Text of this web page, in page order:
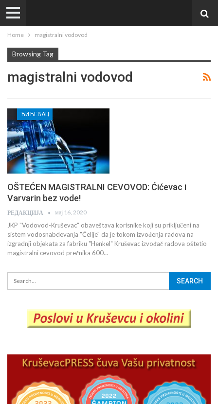
Home magistralni vodovod
Browsing Tag
magistralni vodovod
ЋИЋЕВАЦ
OŠTEĆEN MAGISTRALNI CEVOVOD: Ćićevac i
Varvarin bez vode!
РЕДАКЦИЈА мај 16, 2020
JKP "Vodovod-Kruševac" obaveštava korisnike koji su priključeni na
sistem vodosnabdevanja "Ćelije" da je tokom izvođenja radova na
izgradnji objekata za fabriku "Henkel" Kruševac izvođač radova oštetio
magistralni cevovod prečnika 600…